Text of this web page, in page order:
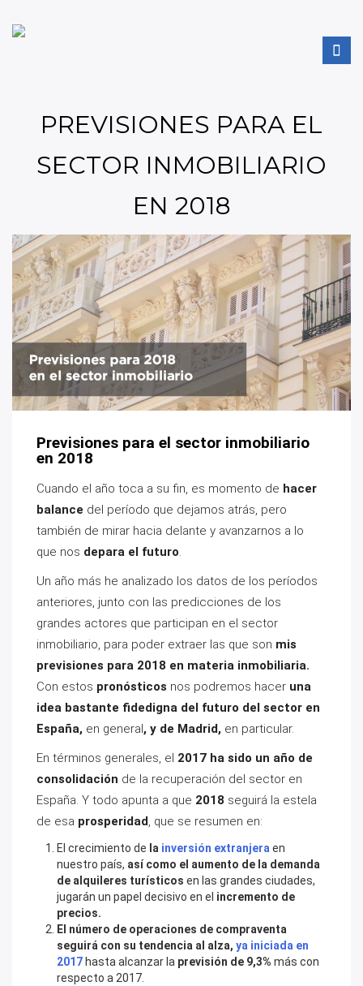
PREVISIONES PARA EL
SECTOR INMOBILIARIO
EN 2018
Previsiones para el sector inmobiliario
en 2018
Cuando el año toca a su fin, es momento de hacer
balance del período que dejamos atrás, pero
también de mirar hacia delante y avanzarnos a lo
que nos depara el futuro.
Un año más he analizado los datos de los períodos
anteriores, junto con las predicciones de los
grandes actores que participan en el sector
inmobiliario, para poder extraer las que son mis
previsiones para 2018 en materia inmobiliaria.
Con estos pronósticos nos podremos hacer una
idea bastante fidedigna del futuro del sector en
España, en general, y de Madrid, en particular.
En términos generales, el 2017 ha sido un año de
consolidación de la recuperación del sector en
España. Y todo apunta a que 2018 seguirá la estela
de esa prosperidad, que se resumen en:
El crecimiento de la inversión extranjera en
nuestro país, así como el aumento de la demanda
de alquileres turísticos en las grandes ciudades,
jugarán un papel decisivo en el incremento de
precios.
El número de operaciones de compraventa
seguirá con su tendencia al alza, ya iniciada en
2017 hasta alcanzar la previsión de 9,3% más con
respecto a 2017.